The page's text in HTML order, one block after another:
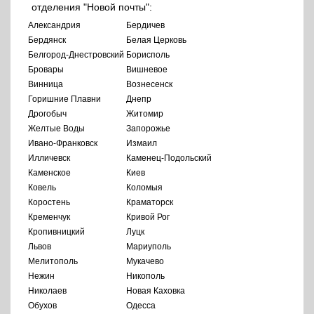
отделения "Новой почты":
Александрия
Бердичев
Бердянск
Белая Церковь
Белгород-Днестровский Борисполь
Бровары
Вишневое
Винница
Вознесенск
Горишние Плавни
Днепр
Дрогобыч
Житомир
Желтые Воды
Запорожье
Ивано-Франковск
Измаил
Илличевск
Каменец-Подольский
Каменское
Киев
Ковель
Коломыя
Коростень
Краматорск
Кременчук
Кривой Рог
Кропивницкий
Луцк
Львов
Мариуполь
Мелитополь
Мукачево
Нежин
Никополь
Николаев
Новая Каховка
Обухов
Одесса